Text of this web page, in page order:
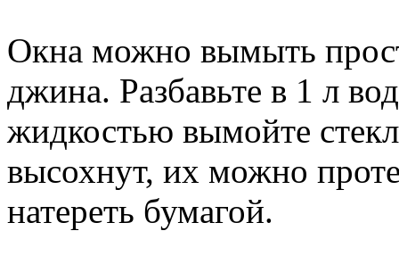
Окна можно вымыть
джина. Разбавьте в 1 л
жидкостью вымойте
высохнут, их можно
натереть бумагой.